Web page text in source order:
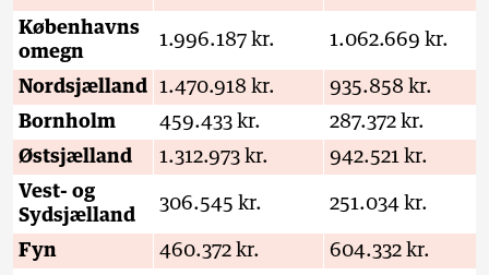
Københavns
omegn
1.996.187 kr. 1.062.669 kr.
Nordsjælland 1.470.918 kr.
935.858 kr.
Bornholm
459.433 kr.
287.372 kr.
Østsjælland
1.312.973 kr.
942.521 kr.
Vest- og
Sydsjælland
306.545 kr. 251.034 kr.
Fyn 460.372 kr.
604.332 kr.